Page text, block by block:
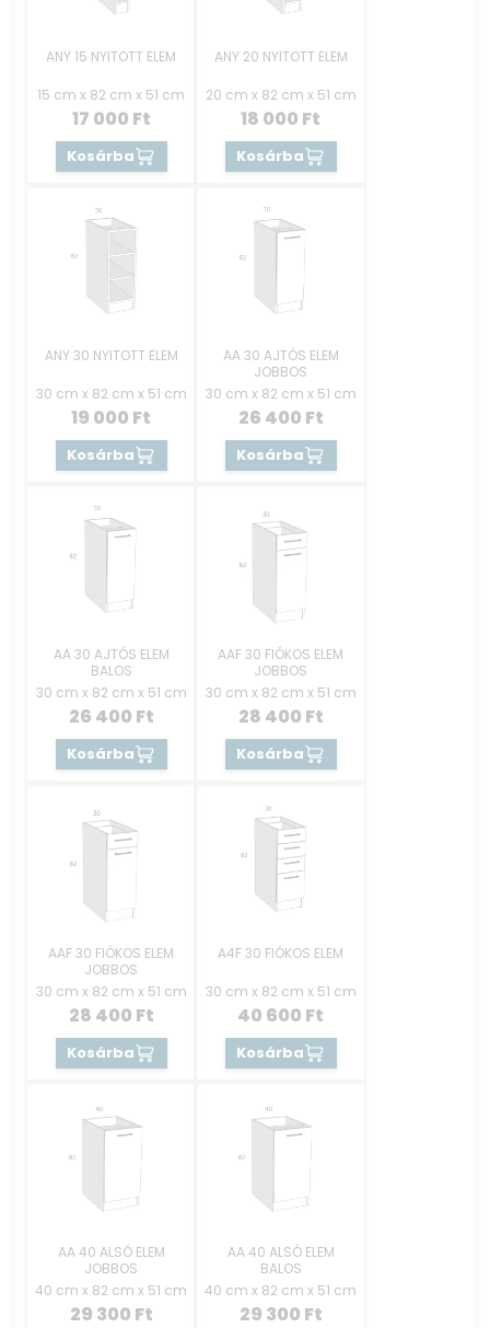
ANY 15 NYITOTT ELEM
15 cm x 82 cm x 51 cm
17 000 Ft
Kosárba
ANY 20 NYITOTT ELEM
20 cm x 82 cm x 51 cm
18 000 Ft
Kosárba
ANY 30 NYITOTT ELEM
30 cm x 82 cm x 51 cm
19 000 Ft
Kosárba
AA 30 AJTÓS ELEM
JOBBOS
30 cm x 82 cm x 51 cm
26 400 Ft
Kosárba
AA 30 AJTÓS ELEM
BALOS
30 cm x 82 cm x 51 cm
26 400 Ft
Kosárba
AAF 30 FIÓKOS ELEM
JOBBOS
30 cm x 82 cm x 51 cm
28 400 Ft
Kosárba
AAF 30 FIÓKOS ELEM
JOBBOS
30 cm x 82 cm x 51 cm
28 400 Ft
Kosárba
A4F 30 FIÓKOS ELEM
30 cm x 82 cm x 51 cm
40 600 Ft
Kosárba
AA 40 ALSÓ ELEM
JOBBOS
40 cm x 82 cm x 51 cm
29 300 Ft
AA 40 ALSÓ ELEM
BALOS
40 cm x 82 cm x 51 cm
29 300 Ft